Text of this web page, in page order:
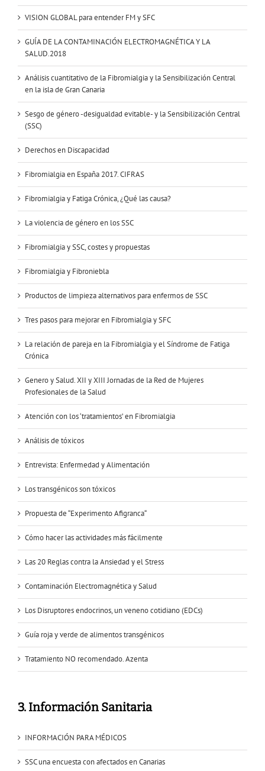
VISION GLOBAL para entender FM y SFC
GUÍA DE LA CONTAMINACIÓN ELECTROMAGNÉTICA Y LA
SALUD.2018
Análisis cuantitativo de la Fibromialgia y la Sensibilización Central
en la isla de Gran Canaria
Sesgo de género -desigualdad evitable- y la Sensibilización Central
(SSC)
Derechos en Discapacidad
Fibromialgia en España 2017. CIFRAS
Fibromialgia y Fatiga Crónica, ¿Qué las causa?
La violencia de género en los SSC
Fibromialgia y SSC, costes y propuestas
Fibromialgia y Fibroniebla
Productos de limpieza alternativos para enfermos de SSC
Tres pasos para mejorar en Fibromialgia y SFC
La relación de pareja en la Fibromialgia y el Síndrome de Fatiga
Crónica
Genero y Salud. XII y XIII Jornadas de la Red de Mujeres
Profesionales de la Salud
Atención con los ‘tratamientos’ en Fibromialgia
Análisis de tóxicos
Entrevista: Enfermedad y Alimentación
Los transgénicos son tóxicos
Propuesta de “Experimento Afigranca“
Cómo hacer las actividades más fácilmente
Las 20 Reglas contra la Ansiedad y el Stress
Contaminación Electromagnética y Salud
Los Disruptores endocrinos, un veneno cotidiano (EDCs)
Guía roja y verde de alimentos transgénicos
Tratamiento NO recomendado. Azenta
3. Información Sanitaria
INFORMACIÓN PARA MÉDICOS
SSC una encuesta con afectados en Canarias